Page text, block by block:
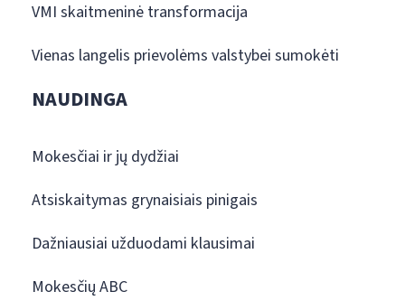
VMI skaitmeninė transformacija
Vienas langelis prievolėms valstybei sumokėti
NAUDINGA
Mokesčiai ir jų dydžiai
Atsiskaitymas grynaisiais pinigais
Dažniausiai užduodami klausimai
Mokesčių ABC